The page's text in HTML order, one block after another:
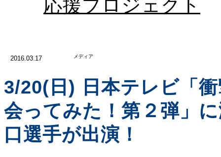
応援プロジェクト
2016.03.17 メディア
3/20(日) 日本テレビ「
会ってみた！第２弾」
口選手が出演！